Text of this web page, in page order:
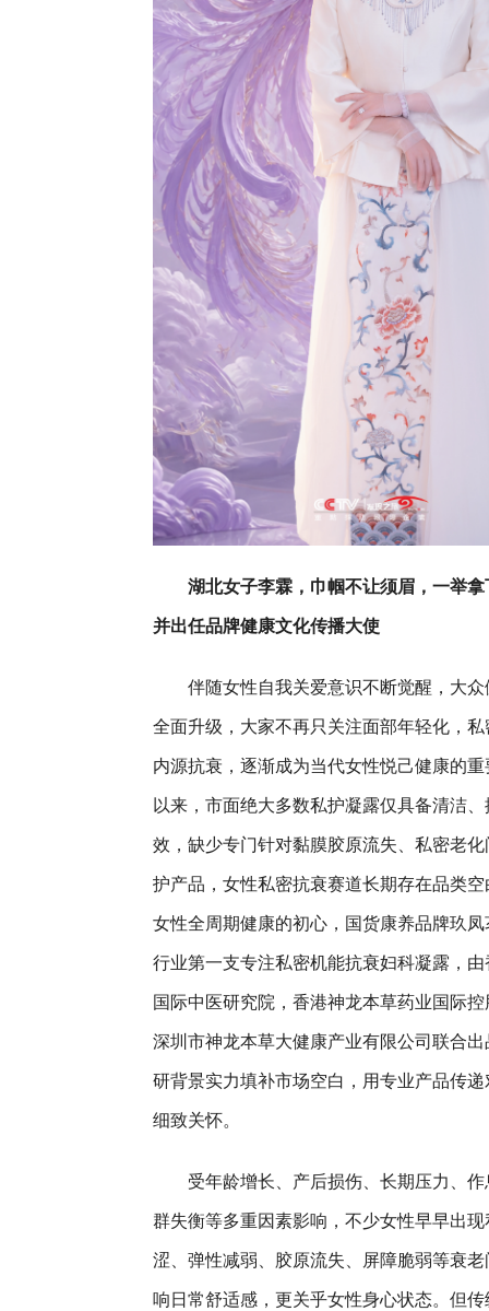
湖北女子李霖，巾帼不让须眉，一举
并出任品牌健康文化传播大使
伴随女性自我关爱意识不断觉醒，大
全面升级，大家不再只关注面部年轻化，
内源抗衰，逐渐成为当代女性悦己健康的
以来，市面绝大多数私护凝露仅具备清洁
效，缺少专门针对黏膜胶原流失、私密老
护产品，女性私密抗衰赛道长期存在品类
女性全周期健康的初心，国货康养品牌玖
行业第一支专注私密机能抗衰妇科凝露，
国际中医研究院，香港神龙本草药业国际
深圳市神龙本草大健康产业有限公司联合
研背景实力填补市场空白，用专业产品传
细致关怀。
受年龄增长、产后损伤、长期压力、
群失衡等多重因素影响，不少女性早早出
涩、弹性减弱、胶原流失、屏障脆弱等衰
响日常舒适感，更关乎女性身心状态。但